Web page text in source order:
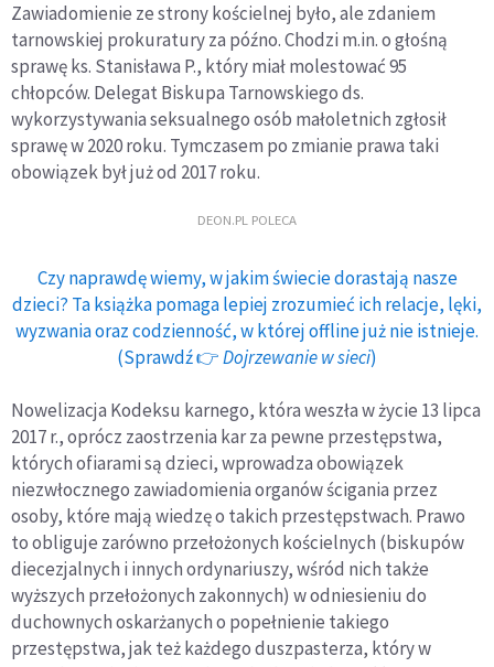
Zawiadomienie ze strony kościelnej było, ale zdaniem
tarnowskiej prokuratury za późno. Chodzi m.in. o głośną
sprawę ks. Stanisława P., który miał molestować 95
chłopców. Delegat Biskupa Tarnowskiego ds.
wykorzystywania seksualnego osób małoletnich zgłosił
sprawę w 2020 roku. Tymczasem po zmianie prawa taki
obowiązek był już od 2017 roku.
DEON.PL POLECA
Czy naprawdę wiemy, w jakim świecie dorastają nasze
dzieci? Ta książka pomaga lepiej zrozumieć ich relacje, lęki,
wyzwania oraz codzienność, w której offline już nie istnieje.
(Sprawdź 👉Dojrzewanie w sieci)
Nowelizacja Kodeksu karnego, która weszła w życie 13 lipca
2017 r., oprócz zaostrzenia kar za pewne przestępstwa,
których ofiarami są dzieci, wprowadza obowiązek
niezwłocznego zawiadomienia organów ścigania przez
osoby, które mają wiedzę o takich przestępstwach. Prawo
to obliguje zarówno przełożonych kościelnych (biskupów
diecezjalnych i innych ordynariuszy, wśród nich także
wyższych przełożonych zakonnych) w odniesieniu do
duchownych oskarżanych o popełnienie takiego
przestępstwa, jak też każdego duszpasterza, który w